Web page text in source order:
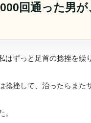
回通った男
はずっと足首の捻挫を繰
捻挫して、治ったらまた
。